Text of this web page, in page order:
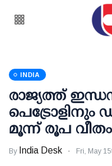
INDIA
രാജ്യത്ത്
പെട്രോളിനും
മൂന്ന് രൂപ വീതം
By India Desk Fri, May